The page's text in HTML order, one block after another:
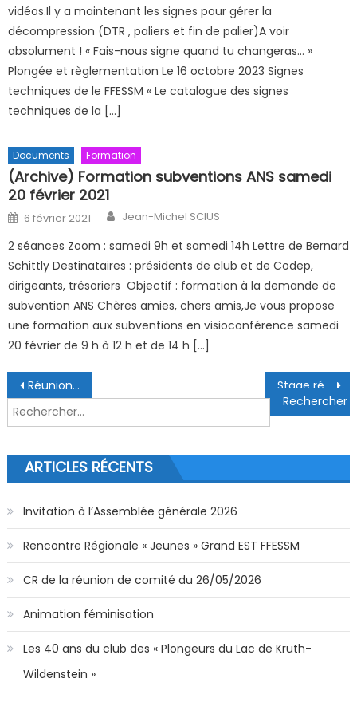
vidéos.Il y a maintenant les signes pour gérer la
décompression (DTR , paliers et fin de palier)A voir
absolument ! « Fais-nous signe quand tu changeras… »
Plongée et règlementation Le 16 octobre 2023 Signes
techniques de le FFESSM « Le catalogue des signes
techniques de la […]
Documents Formation
(Archive) Formation subventions ANS samedi
20 février 2021
Posted on
6 février 2021 Author
Jean-Michel SCIUS
2 séances Zoom : samedi 9h et samedi 14h Lettre de Bernard
Schittly Destinataires : présidents de club et de Codep,
dirigeants, trésoriers Objectif : formation à la demande de
subvention ANS Chères amies, chers amis,Je vous propose
une formation aux subventions en visioconférence samedi
20 février de 9 h à 12 h et de 14 h […]
Navigation de l’article
Réunion de comité directeur du 29/01/2024
Rechercher :
ARTICLES RÉCENTS
Invitation à l’Assemblée générale 2026
Rencontre Régionale « Jeunes » Grand EST FFESSM
CR de la réunion de comité du 26/05/2026
Animation féminisation
Les 40 ans du club des « Plongeurs du Lac de Kruth-
Wildenstein »